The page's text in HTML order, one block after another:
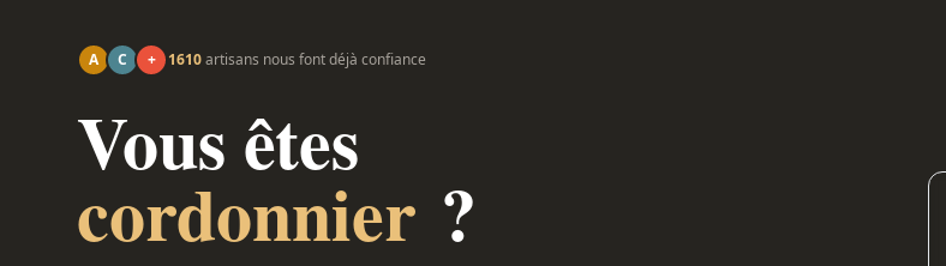
A C + 1610artisans nous font déjà confiance
Vous êtes
cordonnier ?